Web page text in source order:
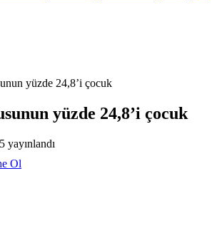
yüzde 24,8’i çocuk
yüzde 24,8’i çocuk
yayınlandı
Ol